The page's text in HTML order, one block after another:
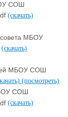
СОШ
(скачать)
совета МБОУ
(скачать)
МБОУ СОШ
(посмотреть)
СОШ
(скачать)